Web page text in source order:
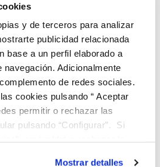
y de terceros para analizar
publicidad relacionada
base a un perfil elaborado a
navegación. Adicionalmente
de redes sociales.
cookies pulsando “ Aceptar
permitir o rechazar las
pulsando “Configurar”. Si
Mostrar detalles
proyectos
y de investigación